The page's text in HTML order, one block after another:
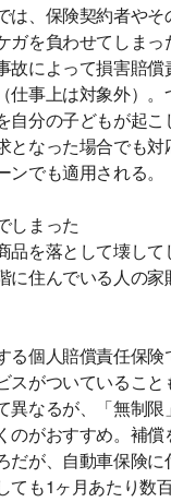
は、保険契約者やそ
ガを負わせてしま
によって損害賠償
仕事上は対象外）。
自分の子どもが起
となった場合でも
でも適用される。
しまった
品を落として壊して
に住んでいる人の
個人賠償責任保険
スがついているこ
異なるが、「無制
のがおすすめ。補
だが、自動車保険
ても1ヶ月あたり数